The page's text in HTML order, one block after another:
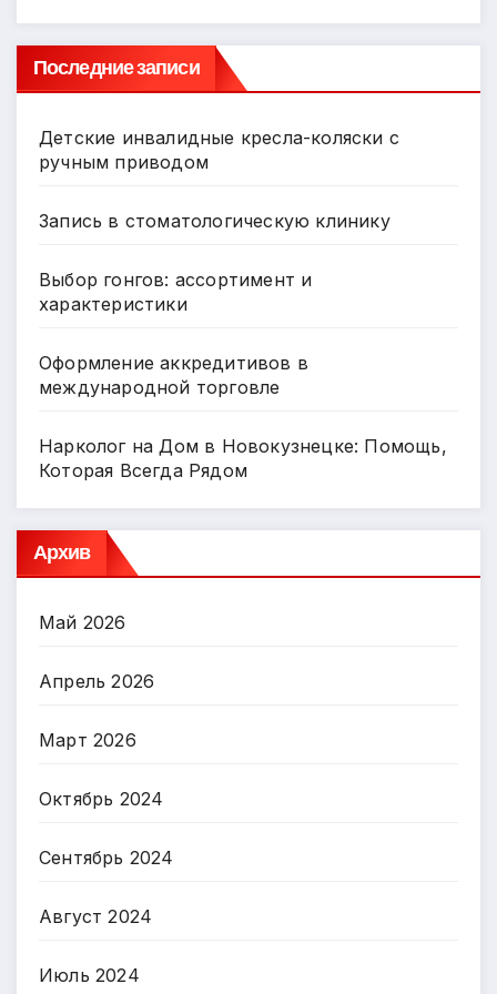
Последние записи
Детские инвалидные кресла-коляски с
ручным приводом
Запись в стоматологическую клинику
Выбор гонгов: ассортимент и
характеристики
Оформление аккредитивов в
международной торговле
Нарколог на Дом в Новокузнецке: Помощь,
Которая Всегда Рядом
Архив
Май 2026
Апрель 2026
Март 2026
Октябрь 2024
Сентябрь 2024
Август 2024
Июль 2024